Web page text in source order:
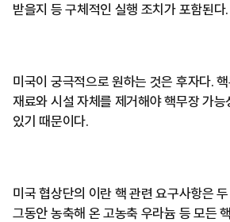
받을지 등 구체적인 실행 조치가 포함된다.
미국이 궁극적으로 원하는 것은 후자다.
재료와 시설 자체를 제거해야 핵무장 가능
있기 때문이다.
미국 협상단의 이란 핵 관련 요구사항은
그동안 농축해 온 고농축 우라늄 등 모든